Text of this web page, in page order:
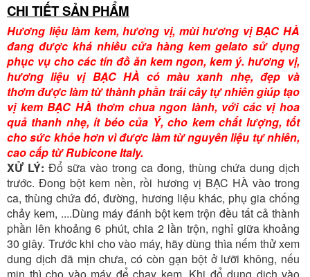
CHI TIẾT SẢN PHẨM
Hương liệu làm kem, hương vị, mùi hương vị BẠC HÀ
đang được khá nhiều cửa hàng kem gelato sử dụng
phục vụ cho các tín đồ ăn kem ngon, kem ý. hương vị,
hương liệu vị BẠC HÀ có màu xanh nhẹ, đẹp và
thơm được làm từ thành phần trái cây tự nhiên giúp tạo
vị kem BẠC HÀ thơm chua ngon lành, với các vị hoa
quả thanh nhẹ, ít béo của Ý, cho kem chất lượng, tốt
cho sức khỏe hơn vì được làm từ nguyên liệu tự nhiên,
cao cấp từ Rubicone Italy.
XỬ LÝ: Đổ sữa vào trong ca đong, thùng chứa dung dịch
trước. Đong bột kem nền, rồi hương vị BẠC HÀ vào trong
ca, thùng chứa đó, đường, hương liệu khác, phụ gia chống
chảy kem, ....Dùng máy đánh bột kem trộn đều tất cả thành
phần lên khoảng 6 phút, chia 2 lần trộn, nghỉ giữa khoảng
30 giây. Trước khi cho vào máy, hãy dùng thìa nếm thử xem
dung dịch đã mịn chưa, có còn gạn bột ở lưỡi không, nếu
mịn thì cho vào máy để chạy kem. Khi đổ dung dịch vào